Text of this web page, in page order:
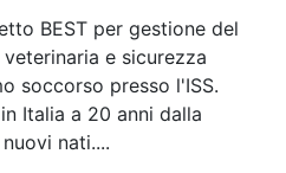
BEST per gestione del
e sicurezza
soccorso presso l'ISS.
Italia a 20 anni dalla
nati....